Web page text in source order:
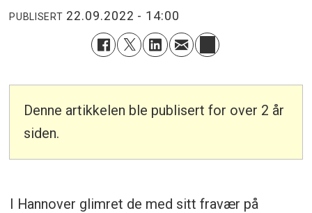
PUBLISERT 22.09.2022 - 14:00
Denne artikkelen ble publisert for over 2 år
siden.
I Hannover glimret de med sitt fravær på